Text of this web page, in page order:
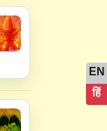
EN
हिं